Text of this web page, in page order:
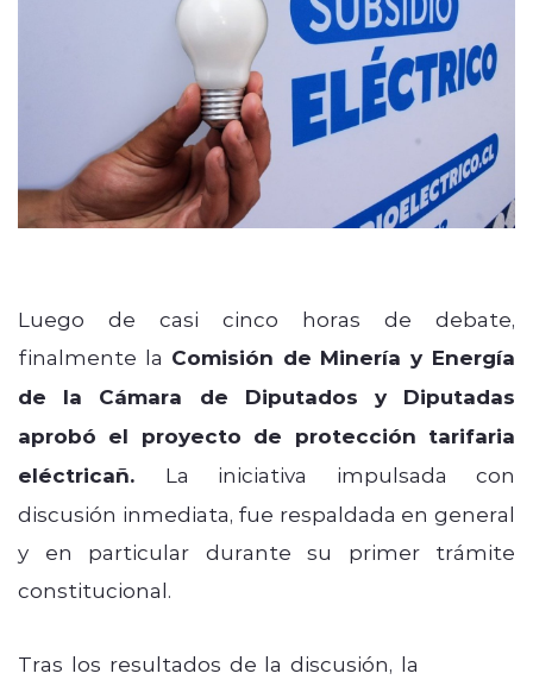
modo claro
Luego de casi cinco horas de debate,
finalmente la Comisión de Minería y Energía
de la Cámara de Diputados y Diputadas
aprobó el proyecto de protección tarifaria
eléctricañ. La iniciativa impulsada con
discusión inmediata, fue respaldada en general
y en particular durante su primer trámite
constitucional.
Tras los resultados de la discusión, la